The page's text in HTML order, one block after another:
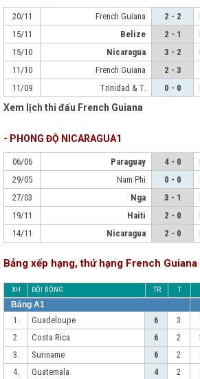
20/11 French Guiana 2 - 2
15/11
Belize 2 - 1
15/10
Nicaragua 3 - 2
11/10
French Guiana 2 - 3
11/09
Trinidad & T. 0 - 0
Xem lịch thi đấu French Guiana
- PHONG ĐỘ NICARAGUA1
06/06 Paraguay 4 - 0
29/05
Nam Phi 0 - 0
27/03
Nga 3 - 1
19/11
Haiti 2 - 0
14/11
Nicaragua 2 - 0
Bảng xếp hạng, thứ hạng French
XH ĐỘI BÓNG TR T
Bảng A1
1.
Guadeloupe 6 3
2.
Costa Rica 6 2
3.
Suriname 6 2
4.
Guatemala 4 2